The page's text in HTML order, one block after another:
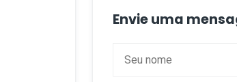
Envie uma